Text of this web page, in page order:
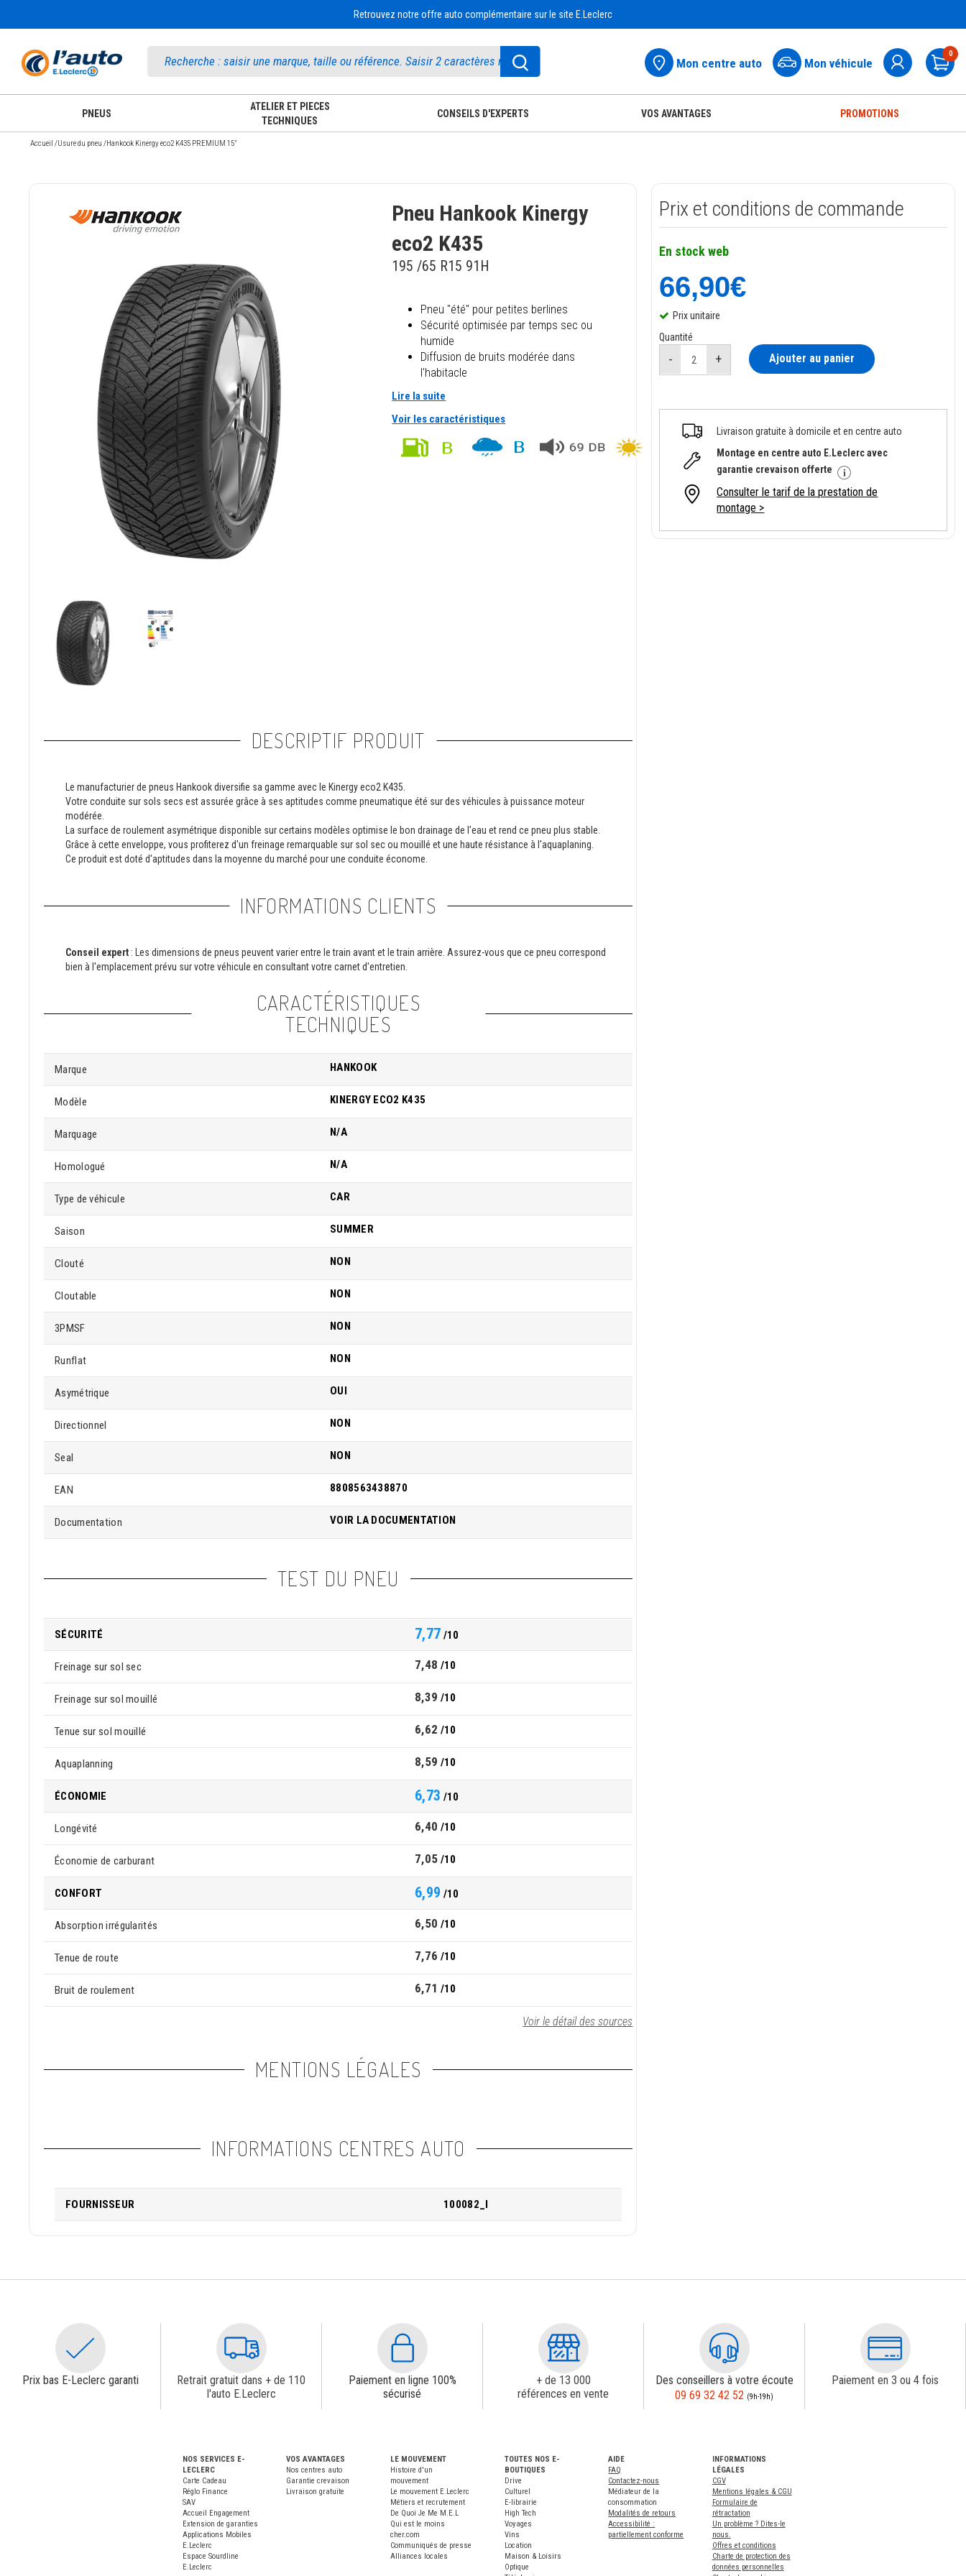
Retrouvez notre offre auto complémentaire sur le site E.Leclerc
Mon centre auto Mon véhicule
0
PNEUS
ATELIER ET PIECES
TECHNIQUES
CONSEILS D'EXPERTS VOS AVANTAGES PROMOTIONS
Accueil /Usure du pneu /Hankook Kinergy eco2 K435 PREMIUM 15"
Pneu Hankook Kinergy
eco2 K435
195 /65 R15 91H
Pneu "été" pour petites berlines
Sécurité optimisée par temps sec ou
humide
Diffusion de bruits modérée dans
l'habitacle
Lire la suite
Voir les caractéristiques
DESCRIPTIF PRODUIT
Le manufacturier de pneus Hankook diversifie sa gamme avec le Kinergy eco2 K435.
Votre conduite sur sols secs est assurée grâce à ses aptitudes comme pneumatique été sur des véhicules à puissance moteur
modérée.
La surface de roulement asymétrique disponible sur certains modèles optimise le bon drainage de l'eau et rend ce pneu plus stable.
Grâce à cette enveloppe, vous profiterez d'un freinage remarquable sur sol sec ou mouillé et une haute résistance à l'aquaplaning.
Ce produit est doté d'aptitudes dans la moyenne du marché pour une conduite économe.
INFORMATIONS CLIENTS
Conseil expert : Les dimensions de pneus peuvent varier entre le train avant et le train arrière. Assurez-vous que ce pneu correspond
bien à l'emplacement prévu sur votre véhicule en consultant votre carnet d'entretien.
CARACTÉRISTIQUES
TECHNIQUES
Marque HANKOOK
Modèle KINERGY ECO2 K435
Marquage N/A
Homologué N/A
Type de véhicule CAR
Saison SUMMER
Clouté NON
Cloutable NON
3PMSF NON
Runflat NON
Asymétrique OUI
Directionnel NON
Seal NON
EAN 8808563438870
Documentation VOIR LA DOCUMENTATION
TEST DU PNEU
SÉCURITÉ 7,77 /10
Freinage sur sol sec 7,48 /10
Freinage sur sol mouillé 8,39 /10
Tenue sur sol mouillé 6,62 /10
Aquaplanning 8,59 /10
ÉCONOMIE 6,73 /10
Longévité 6,40 /10
Économie de carburant 7,05 /10
CONFORT 6,99 /10
Absorption irrégularités 6,50 /10
Tenue de route 7,76 /10
Bruit de roulement 6,71 /10
Voir le détail des sources
MENTIONS LÉGALES
INFORMATIONS CENTRES AUTO
FOURNISSEUR 100082_I
Prix et conditions de commande
En stock web
66,90€
Prix unitaire
Quantité
Ajouter au panier
Livraison gratuite à domicile et en centre auto
Montage en centre auto E.Leclerc avec
garantie crevaison offerte
Consulter le tarif de la prestation de
montage >
Prix bas E-Leclerc garanti
Retrait gratuit dans + de 110
l'auto E.Leclerc
Paiement en ligne 100%
sécurisé
+ de 13 000
références en vente
Des conseillers à votre écoute
09 69 32 42 52 (9h-19h)
Paiement en 3 ou 4 fois
NOS SERVICES E-
LECLERC
Carte Cadeau
Réglo Finance
SAV
Accueil Engagement
Extension de garanties
Applications Mobiles
E.Leclerc
Espace Sourdline
E.Leclerc
VOS AVANTAGES
Nos centres auto
Garantie crevaison
Livraison gratuite
LE MOUVEMENT
Histoire d'un
mouvement
Le mouvement E.Leclerc
Métiers et recrutement
De Quoi Je Me M.E.L
Qui est le moins
cher.com
Communiqués de presse
Alliances locales
TOUTES NOS E-
BOUTIQUES
Drive
Culturel
E-librairie
High Tech
Voyages
Vins
Location
Maison & Loisirs
Optique
AIDE
FAQ
Contactez-nous
Médiateur de la
consommation
Modalités de retours
Accessibilité :
partiellement conforme
INFORMATIONS
LÉGALES
CGV
Mentions légales & CGU
Formulaire de
rétractation
Un problème ? Dites-le
nous.
Offres et conditions
Charte de protection des
données personnelles